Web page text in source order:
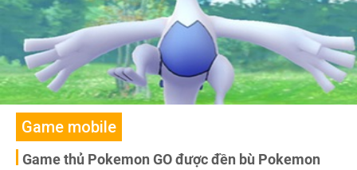
Game mobile
Game thủ Pokemon GO được đền bù Pokemon